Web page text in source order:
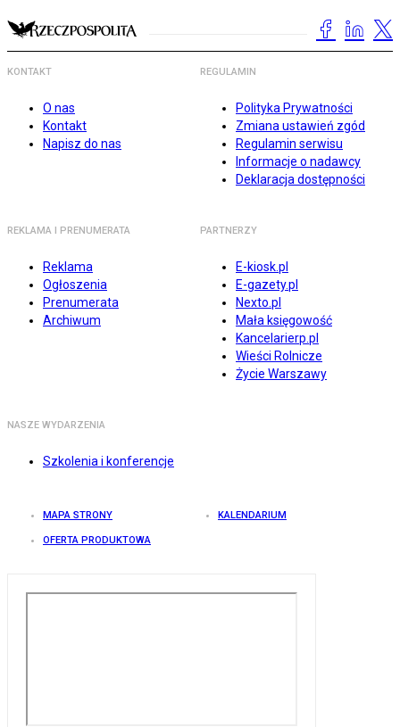
KONTAKT
O nas
Kontakt
Napisz do nas
REGULAMIN
Polityka Prywatności
Zmiana ustawień zgód
Regulamin serwisu
Informacje o nadawcy
Deklaracja dostępności
REKLAMA I PRENUMERATA
Reklama
Ogłoszenia
Prenumerata
Archiwum
PARTNERZY
E-kiosk.pl
E-gazety.pl
Nexto.pl
Mała księgowość
Kancelarierp.pl
Wieści Rolnicze
Życie Warszawy
NASZE WYDARZENIA
Szkolenia i konferencje
MAPA STRONY KALENDARIUM
OFERTA PRODUKTOWA